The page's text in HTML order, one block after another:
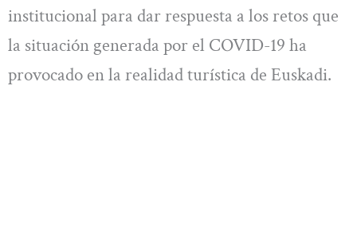
institucional para dar respuesta a los retos que
la situación generada por el COVID-19 ha
provocado en la realidad turística de Euskadi.